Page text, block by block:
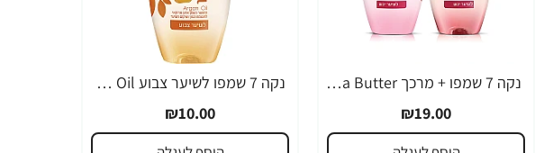
נקה 7 שמפו + מרכך Shea Butter לשיער יבש - קומבו
₪19.00
נקה 7 שמפו לשיער צבוע Argan Oil מועשר בשמן ארגן - 750 מ"ל
₪10.00